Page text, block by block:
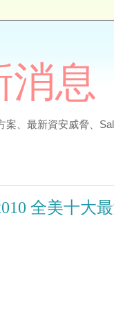
消息
案、最新資安威脅、
全美十大